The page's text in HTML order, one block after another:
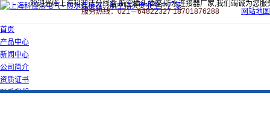
欢迎光临上海科迎法分线盒,航空插头插座,防水连接器厂家,我们竭诚为您服
服务热线：021－64822327 18701876288
网站地图
首页
产品中心
新闻中心
公司简介
资质证书
联系我们